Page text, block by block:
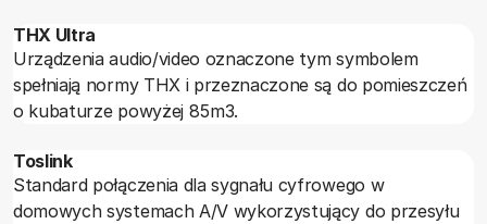
THX Ultra
Urządzenia audio/video oznaczone tym symbolem
spełniają normy THX i przeznaczone są do pomieszczeń
o kubaturze powyżej 85m3.
Toslink
Standard połączenia dla sygnału cyfrowego w
domowych systemach A/V wykorzystujący do przesyłu